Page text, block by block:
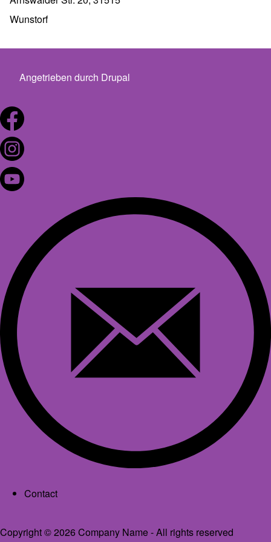
Wunstorf
Angetrieben durch Drupal
Footer menu
Contact
Copyright © 2026 Company Name - All rights reserved